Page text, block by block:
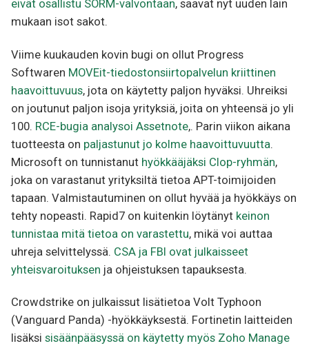
eivät osallistu SORM-valvontaan, saavat nyt uuden lain
mukaan isot sakot.
Viime kuukauden kovin bugi on ollut Progress
Softwaren MOVEit-tiedostonsiirtopalvelun kriittinen
haavoittuvuus, jota on käytetty paljon hyväksi. Uhreiksi
on joutunut paljon isoja yrityksiä, joita on yhteensä jo yli
100. RCE-bugia analysoi Assetnote,. Parin viikon aikana
tuotteesta on paljastunut jo kolme haavoittuvuutta.
Microsoft on tunnistanut hyökkääjäksi Clop-ryhmän,
joka on varastanut yrityksiltä tietoa APT-toimijoiden
tapaan. Valmistautuminen on ollut hyvää ja hyökkäys on
tehty nopeasti. Rapid7 on kuitenkin löytänyt keinon
tunnistaa mitä tietoa on varastettu, mikä voi auttaa
uhreja selvittelyssä. CSA ja FBI ovat julkaisseet
yhteisvaroituksen ja ohjeistuksen tapauksesta.
Crowdstrike on julkaissut lisätietoa Volt Typhoon
(Vanguard Panda) -hyökkäyksestä. Fortinetin laitteiden
lisäksi sisäänpääsyssä on käytetty myös Zoho Manage